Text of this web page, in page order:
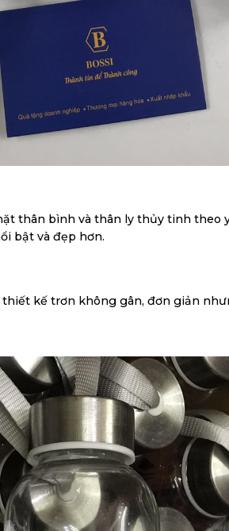
thân bình và thân ly thủy tinh theo
bật và đẹp hơn.
kế trơn không gân, đơn giản